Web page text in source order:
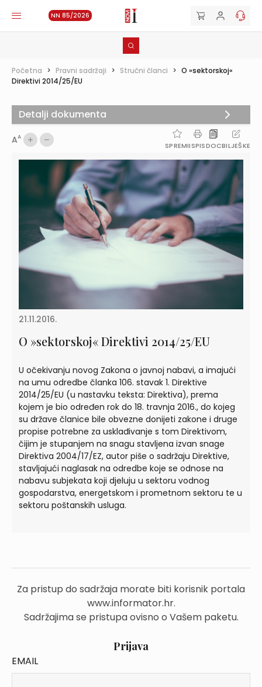
NN 85/2026
Početna > Pravni sadržaji > Stručni članci > O »sektorskoj«
Direktivi 2014/25/EU
AA
SPREMIISPISDOCBILJEŠKE
21.11.2016.
O »sektorskoj« Direktivi 2014/25/EU
U očekivanju novog Zakona o javnoj nabavi, a imajući
na umu odredbe članka 106. stavak 1. Direktive
2014/25/EU (u nastavku teksta: Direktiva), prema
kojem je bio određen rok do 18. travnja 2016., do kojeg
su države članice bile obvezne donijeti zakone i druge
propise potrebne za usklađivanje s tom Direktivom,
čijim je stupanjem na snagu stavljena izvan snage
Direktiva 2004/17/EZ, autor piše o sadržaju Direktive,
stavljajući naglasak na odredbe koje se odnose na
nabavu subjekata koji djeluju u sektoru vodnog
gospodarstva, energetskom i prometnom sektoru te u
sektoru poštanskih usluga.
Za pristup do sadržaja morate biti korisnik portala
www.informator.hr.
Sadržajima se pristupa ovisno o Vašem paketu.
Prijava
EMAIL
Detalji dokumenta